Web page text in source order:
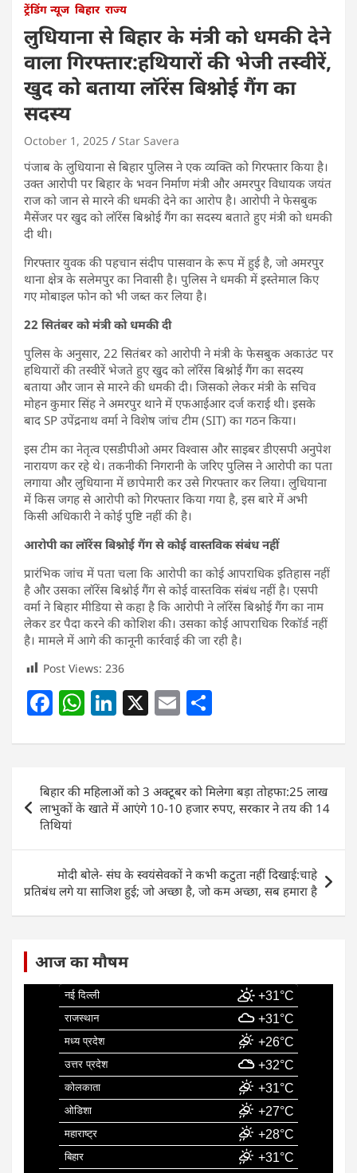
ट्रेंडिंग न्यूज बिहार राज्य
लुधियाना से बिहार के मंत्री को धमकी देने
वाला गिरफ्तार:हथियारों की भेजी तस्वीरें,
खुद को बताया लॉरेंस बिश्नोई गैंग का
सदस्य
October 1, 2025 Star Savera
पंजाब के लुधियाना से बिहार पुलिस ने एक व्यक्ति को गिरफ्तार किया है।
उक्त आरोपी पर बिहार के भवन निर्माण मंत्री और अमरपुर विधायक जयंत
राज को जान से मारने की धमकी देने का आरोप है। आरोपी ने फेसबुक
मैसेंजर पर खुद को लॉरेंस बिश्नोई गैंग का सदस्य बताते हुए मंत्री को धमकी
दी थी।
गिरफ्तार युवक की पहचान संदीप पासवान के रूप में हुई है, जो अमरपुर
थाना क्षेत्र के सलेमपुर का निवासी है। पुलिस ने धमकी में इस्तेमाल किए
गए मोबाइल फोन को भी जब्त कर लिया है।
22 सितंबर को मंत्री को धमकी दी
पुलिस के अनुसार, 22 सितंबर को आरोपी ने मंत्री के फेसबुक अकाउंट पर
हथियारों की तस्वीरें भेजते हुए खुद को लॉरेंस बिश्नोई गैंग का सदस्य
बताया और जान से मारने की धमकी दी। जिसको लेकर मंत्री के सचिव
मोहन कुमार सिंह ने अमरपुर थाने में एफआईआर दर्ज कराई थी। इसके
बाद SP उपेंद्रनाथ वर्मा ने विशेष जांच टीम (SIT) का गठन किया।
इस टीम का नेतृत्व एसडीपीओ अमर विश्वास और साइबर डीएसपी अनुपेश
नारायण कर रहे थे। तकनीकी निगरानी के जरिए पुलिस ने आरोपी का पता
लगाया और लुधियाना में छापेमारी कर उसे गिरफ्तार कर लिया। लुधियाना
में किस जगह से आरोपी को गिरफ्तार किया गया है, इस बारे में अभी
किसी अधिकारी ने कोई पुष्टि नहीं की है।
आरोपी का लॉरेंस बिश्नोई गैंग से कोई वास्तविक संबंध नहीं
प्रारंभिक जांच में पता चला कि आरोपी का कोई आपराधिक इतिहास नहीं
है और उसका लॉरेंस बिश्नोई गैंग से कोई वास्तविक संबंध नहीं है। एसपी
वर्मा ने बिहार मीडिया से कहा है कि आरोपी ने लॉरेंस बिश्नोई गैंग का नाम
लेकर डर पैदा करने की कोशिश की। उसका कोई आपराधिक रिकॉर्ड नहीं
है। मामले में आगे की कानूनी कार्रवाई की जा रही है।
Post Views: 236
F
c
e
b
o
o
k
W
at
s
A
p
Li
k
e
dI
X E
ai
l
ar
e
Post
navigation
बिहार की महिलाओं को 3 अक्टूबर को मिलेगा बड़ा तोहफा:25 लाख
लाभुकों के खाते में आएंगे 10-10 हजार रुपए, सरकार ने तय की 14
तिथियां
मोदी बोले- संघ के स्वयंसेवकों ने कभी कटुता नहीं दिखाई:चाहे
प्रतिबंध लगे या साजिश हुई; जो अच्छा है, जो कम अच्छा, सब हमारा है
आज का मौषम
नई दिल्ली +31°C
राजस्थान +31°C
मध्य प्रदेश +26°C
उत्तर प्रदेश +32°C
कोलकाता +31°C
ओडिशा +27°C
महाराष्ट्र +28°C
बिहार +31°C